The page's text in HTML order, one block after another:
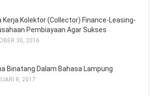
Kerja Kolektor (Collector) Finance-Leasing-
Pembiayaan Agar Sukses
30, 2016
Binatang Dalam Bahasa Lampung
8, 2017